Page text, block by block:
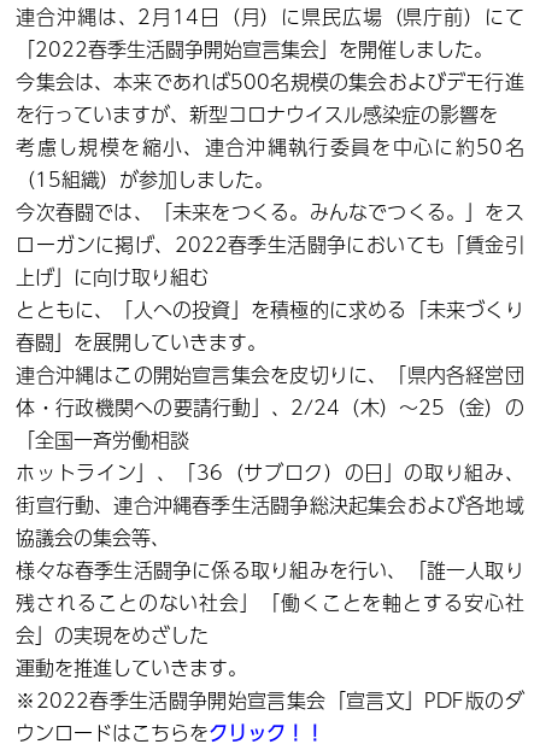
連合沖縄は、2月14日（月）に県民広場（県庁前）にて
「2022春季生活闘争開始宣言集会」を開催しました。
今集会は、本来であれば500名規模の集会およびデモ行進
を行っていますが、新型コロナウイスル感染症の影響を
考慮し規模を縮小、連合沖縄執行委員を中心に約50名
（15組織）が参加しました。
今次春闘では、「未来をつくる。みんなでつくる。」をス
ローガンに掲げ、2022春季生活闘争においても「賃金引
上げ」に向け取り組む
とともに、「人への投資」を積極的に求める「未来づくり
春闘」を展開していきます。
連合沖縄はこの開始宣言集会を皮切りに、「県内各経営団
体・行政機関への要請行動」、2/24（木）～25（金）の
「全国一斉労働相談
ホットライン」、「36（サブロク）の日」の取り組み、
街宣行動、連合沖縄春季生活闘争総決起集会および各地域
協議会の集会等、
様々な春季生活闘争に係る取り組みを行い、「誰一人取り
残されることのない社会」「働くことを軸とする安心社
会」の実現をめざした
運動を推進していきます。
※2022春季生活闘争開始宣言集会「宣言文」PDF版のダ
ウンロードはこちらをクリック！！